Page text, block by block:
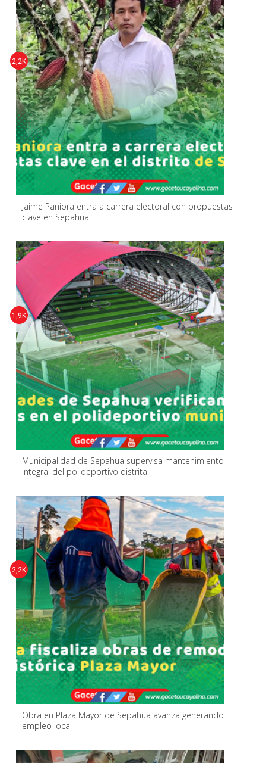
Jaime Paniora entra a carrera electoral con propuestas
clave en Sepahua
2,2K
Municipalidad de Sepahua supervisa mantenimiento
integral del polideportivo distrital
1,9K
Obra en Plaza Mayor de Sepahua avanza generando
empleo local
2,2K